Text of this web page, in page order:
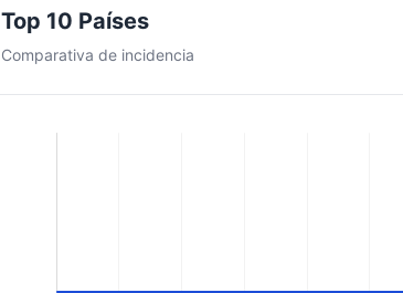
Top 10 Países
Comparativa de incidencia